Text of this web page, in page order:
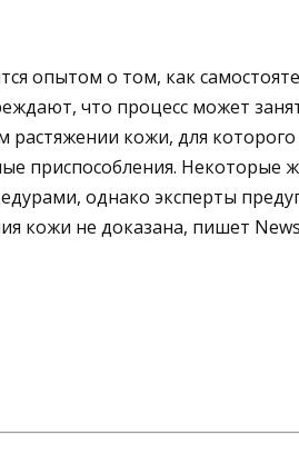
опытом о том, как
что процесс может
растяжении кожи, для
приспособления. Некоторые
однако эксперты
кожи не доказана, пишет